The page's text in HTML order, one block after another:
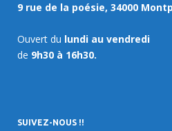
9 rue de la poésie, 34000
Ouvert du lundi au vendredi
de 9h30 à 16h30.
SUIVEZ-NOUS !!